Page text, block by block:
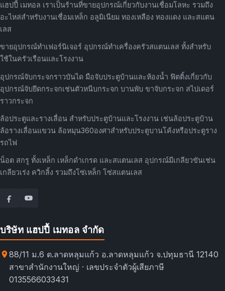
แฮปปี้ เมทอล เราเป็นร้านที่ขายอุปกรณ์เกี่ยวกับงานเชื่อมโลหะ รวมถึง
อะไหล่สำหรับงานเชื่อมเหล็ก อลูมิเนียม ทองเหลือง ทองแดง และสแตน
เลส
ขายอุปกรณ์ทำเฟอร์นิเจอร์ อุปกรณ์ทำเครื่องครัวสแตนเลส ทั้งสำหรับ
ใช้ในครัวเรือนและโรงงาน
อุปกรณ์จับกระจกราวบันได มือจับประตูบ้านและห้องน้ำ ฟิตติ้งเกี่ยวกับ
อุปกรณ์จับยึดกระจกเช่นตัวหนีบกระจก บานพับ ขาจับกระจก สไปเดอร์
ราวกระจก
ล้อประตูและรางเลื่อน สำหรับประตูบ้านและโรงงาน เช่นล้อประตูบ้าน
ล้อรางเลื่อนแขวน ล้อหมุน360องศาสำหรับประตูบานโค้งหรือประตูราง
รถไฟ
น็อต สกรู ทั้งเหล็ก เหล็กดำเกรด และสแตนเลส อุปกรณ์มีเกลียวขันเช่น
เกลียวเร่ง ควิกลิ้ง รวมถึงโซ่เหล็ก โซ่สแตนเลส
บริษัท แฮปปี้ เมทอล จำกัด
88/11 ม.6 ต.ลาดหลุมแก้ว อ.ลาดหลุมแก้ว จ.ปทุมธานี 12140
สาขาสำนักงานใหญ่ · เลขประจำตัวผู้เสียภาษี
0135566033431